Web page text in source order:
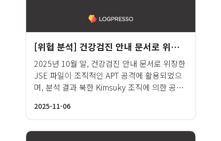
은 1차 공격과 유사한 방법론을 사용했으나, 그
규모가 훨씬 확대되어 1,000개 이상의 패키지
에서 침해가 확인되고 있습니다. Wiz의 분석에
따르면 GitHub에서도 25,000개 이상의 저장소
에서 민감 정보가 탈취된 것으로 보고되고 있습
니다. 이번 사건은 Shai-Hulud와 같은 웜형 소
프트웨어 공급망 공격이 향후에도 반복적으로
발생할 수 있고 고도화 될 수 있음을 보여주고
있습니다. 특히 오픈 소스를 적극 활용하는 기
하고, 재발 방지를 위한 보안 대응 체계를 강화
[위협 분석] 건강검진 안내 문서로 위장한 악성코드
2025년 10월 말, 건강검진 안내 문서로 위장한
JSE 파일이 조직적인 APT 공격에 활용되었으
며, 분석 결과 북한 Kimsuky 조직에 의한 공격
으로 추정되는 APT(Advanced Persistent
종 스파이 활동을 수행합니다.
2025-11-06